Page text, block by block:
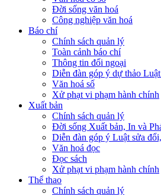
Đời sống văn hoá
Công nghiệp văn hoá
Báo chí
Chính sách quản lý
Toàn cảnh báo chí
Thông tin đối ngoại
Diễn đàn góp ý dự thảo
Văn hoá số
Xử phạt vi phạm hành chính
Xuất bản
Chính sách quản lý
Đời sống Xuất bản, In và
Diễn đàn góp ý Luật sửa
Văn hoá đọc
Đọc sách
Xử phạt vi phạm hành chính
Thể thao
Chính sách quản lý